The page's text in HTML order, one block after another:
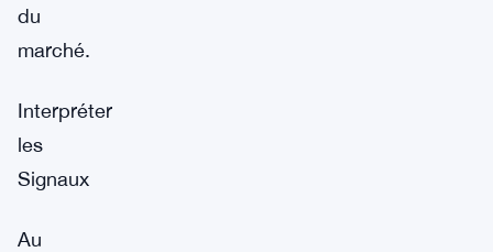
du
marché.
Interpréter
les
Signaux
Au